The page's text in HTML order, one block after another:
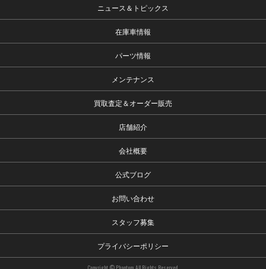
ニュース＆トピックス
在庫車情報
パーツ情報
メンテナンス
買取査定＆オーダー販売
店舗紹介
会社概要
公式ブログ
お問い合わせ
スタッフ募集
プライバシーポリシー